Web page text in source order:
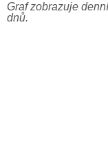
Graf zobrazuje
dnů.